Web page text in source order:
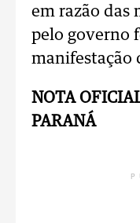
em razão das
pelo governo
manifestação
NOTA
PARANÁ